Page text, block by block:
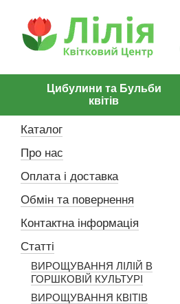
Цибулини та Бульби
квітів
Каталог
Про нас
Оплата і доставка
Обмін та повернення
Контактна інформація
Статті
ВИРОЩУВАННЯ ЛІЛІЙ В
ГОРШКОВІЙ КУЛЬТУРІ
ВИРОЩУВАННЯ КВІТІВ